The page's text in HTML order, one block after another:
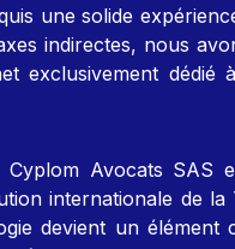
une solide
indirectes, nous
exclusivement dédié
Cyplom Avocats SAS
internationale de la
devient un élément